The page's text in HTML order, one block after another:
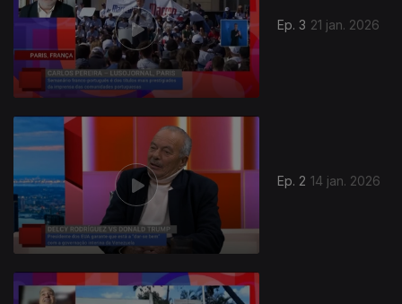
Ep. 3 21 jan. 2026
Ep. 2 14 jan. 2026